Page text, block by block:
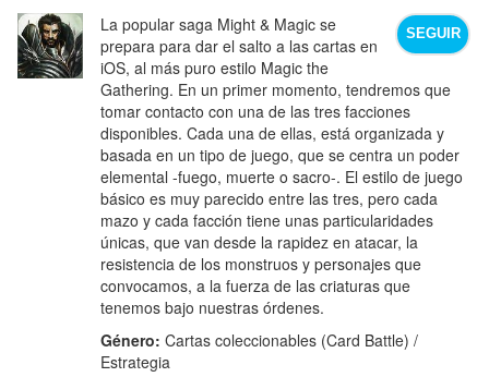
SEGUIR
La popular saga Might & Magic se
prepara para dar el salto a las cartas en
iOS, al más puro estilo Magic the
Gathering. En un primer momento, tendremos que
tomar contacto con una de las tres facciones
disponibles. Cada una de ellas, está organizada y
basada en un tipo de juego, que se centra un poder
elemental -fuego, muerte o sacro-. El estilo de juego
básico es muy parecido entre las tres, pero cada
mazo y cada facción tiene unas particularidades
únicas, que van desde la rapidez en atacar, la
resistencia de los monstruos y personajes que
convocamos, a la fuerza de las criaturas que
tenemos bajo nuestras órdenes.
Género: Cartas coleccionables (Card Battle) /
Estrategia